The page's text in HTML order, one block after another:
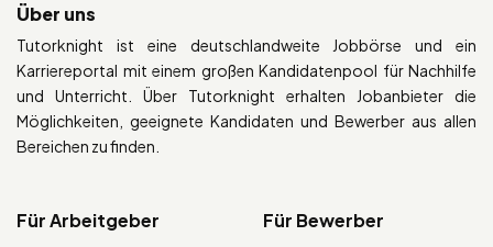
Über uns
Tutorknight ist eine deutschlandweite Jobbörse und ein
Karriereportal mit einem großen Kandidatenpool für Nachhilfe
und Unterricht. Über Tutorknight erhalten Jobanbieter die
Möglichkeiten, geeignete Kandidaten und Bewerber aus allen
Bereichen zu finden.
Für Arbeitgeber Für Bewerber